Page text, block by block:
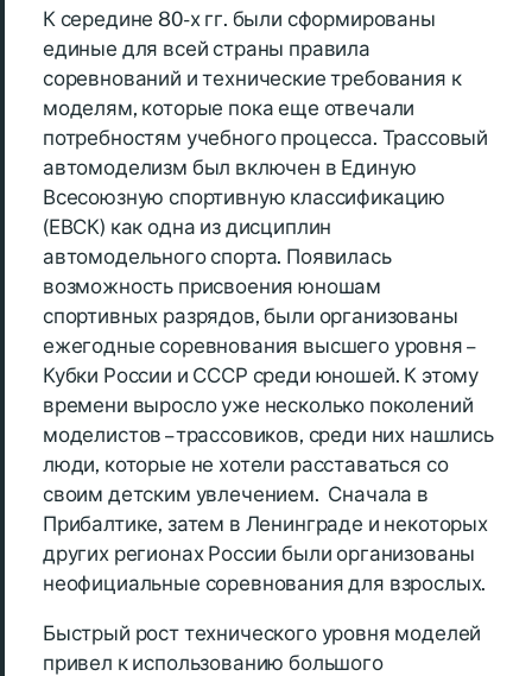
К середине 80-х гг. были сформированы
единые для всей страны правила
соревнований и технические требования к
моделям, которые пока еще отвечали
потребностям учебного процесса. Трассовый
автомоделизм был включен в Единую
Всесоюзную спортивную классификацию
(ЕВСК) как одна из дисциплин
автомодельного спорта. Появилась
возможность присвоения юношам
спортивных разрядов, были организованы
ежегодные соревнования высшего уровня –
Кубки России и СССР среди юношей. К этому
времени выросло уже несколько поколений
моделистов – трассовиков, среди них нашлись
люди, которые не хотели расставаться со
своим детским увлечением. Сначала в
Прибалтике, затем в Ленинграде и некоторых
других регионах России были организованы
неофициальные соревнования для взрослых.
Быстрый рост технического уровня моделей
привел к использованию большого